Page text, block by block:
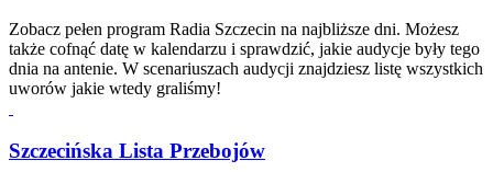
Zobacz pełen program Radia Szczecin na najbliższe dni. Możesz
także cofnąć datę w kalendarzu i sprawdzić, jakie audycje były tego
dnia na antenie. W scenariuszach audycji znajdziesz listę wszystkich
uworów jakie wtedy graliśmy!
Szczecińska Lista Przebojów